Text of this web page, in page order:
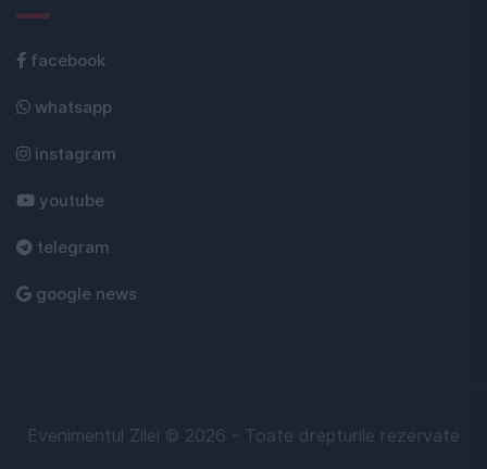
facebook
whatsapp
instagram
youtube
telegram
google news
Evenimentul Zilei © 2026 - Toate drepturile rezervate